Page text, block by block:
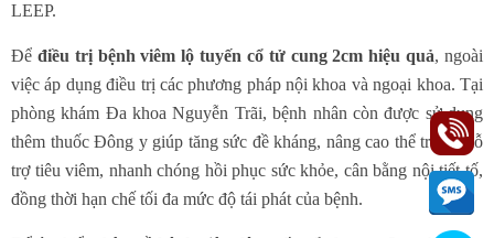
LEEP.
Để điều trị bệnh viêm lộ tuyến cổ tử cung 2cm hiệu quả, ngoài
việc áp dụng điều trị các phương pháp nội khoa và ngoại khoa. Tại
phòng khám Đa khoa Nguyễn Trãi, bệnh nhân còn được sử dụng
thêm thuốc Đông y giúp tăng sức đề kháng, nâng cao thể trạng, hỗ
trợ tiêu viêm, nhanh chóng hồi phục sức khỏe, cân bằng nội tiết tố,
đồng thời hạn chế tối đa mức độ tái phát của bệnh.